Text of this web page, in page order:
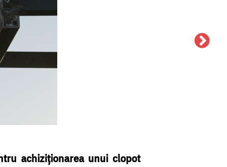
achiziționarea unui clopot